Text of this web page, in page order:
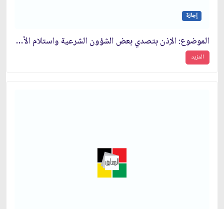
إجازة
الموضوع: الإذن بتصدي بعض الشؤون الشرعية واستلام الأموال الخاصة بالشرع‏
المزيد